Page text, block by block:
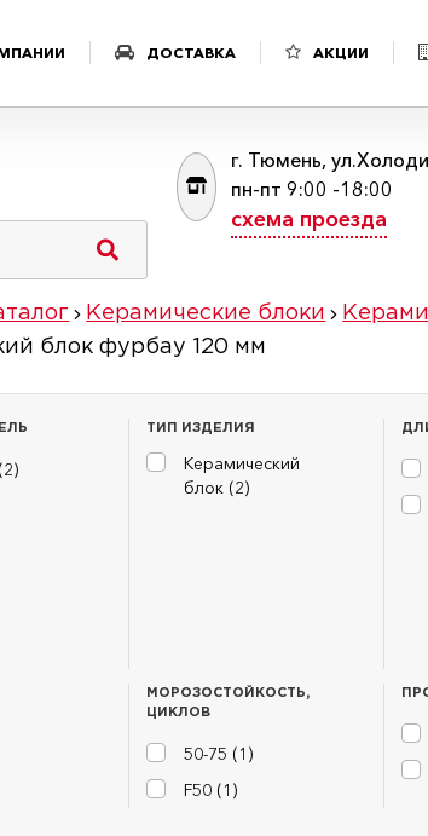
ДОСТАВКА АКЦИИ
г. Тюмень,
пн-пт 9:00 -18:00
схема проезда
Керамические блоки
блок фурбау 120 мм
2)
ТИП ИЗДЕЛИЯ
Керамический
блок (2)
МОРОЗОСТОЙКОСТЬ,
ЦИКЛОВ
50-75 (1 )
F50 (1 )